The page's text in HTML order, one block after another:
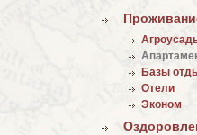
Базы
Отели
Эконом